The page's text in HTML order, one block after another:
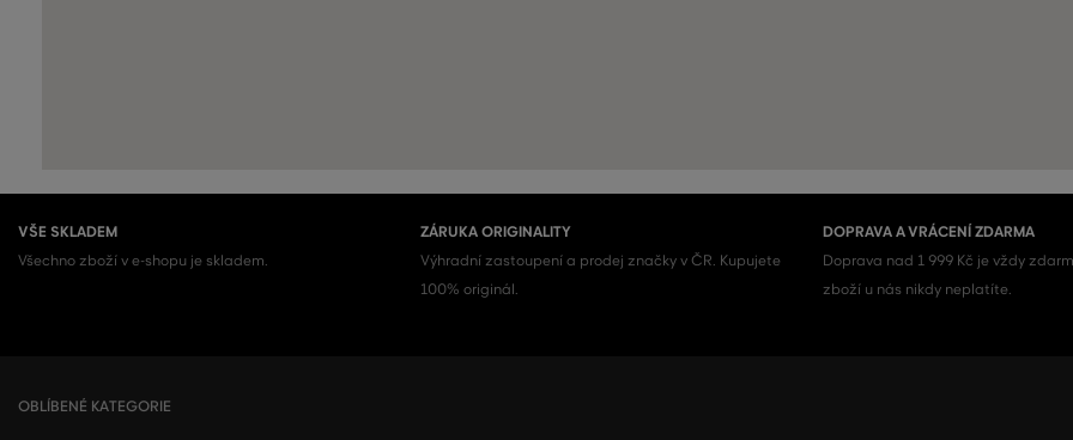
VŠE SKLADEM
Všechno zboží v e-shopu je skladem.
ZÁRUKA ORIGINALITY
Výhradní zastoupení a prodej značky v ČR. Kupujete
100% originál.
DOPRAVA A VRÁCENÍ ZDARMA
Doprava nad 1 999 Kč je vždy
zboží u nás nikdy neplatíte.
OBLÍBENÉ KATEGORIE